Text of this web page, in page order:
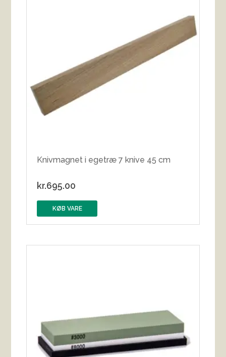
Knivmagnet i egetræ 7 knive 45 cm
kr.695.00
KØB VARE